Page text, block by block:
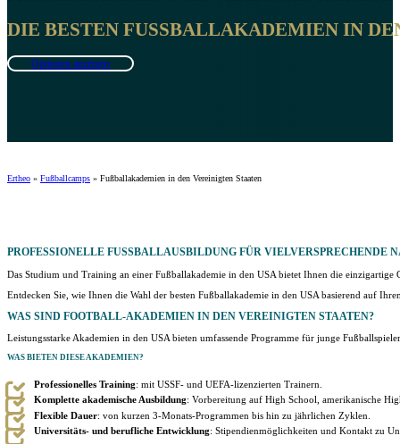
DIE BESTEN FUSSBALLAKADEMIEN IN
Optionen anzeigen
Ertheo » Fußballcamps » Fußballakademien in den Vereinigten Staaten
PROFESSIONELLE FUSSBALLAUSBILDUNG FÜR VIELVERSPRECHENDE
Das Studium und Training an einer Fußballakademie in den USA bietet Ihnen die
Entdecken Sie, wie Ihnen die Wahl der besten Fußballakademie in den USA basierend auf
WAS SIND FOOTBALL-AKADEMIEN IN DEN VEREINIGTEN STAATEN?
Leistungsstarke Akademien in den USA bieten umfassende Programme für junge
WAS BIETEN DIESE AKADEMIEN?
Professionelles Training: mit USSF- und UEFA-lizenzierten Trainern.
Komplette akademische Ausbildung: Vorbereitung auf High School, amerikanische
Flexible Dauer: von kurzen 3-Monats-Programmen bis hin zu jährlichen Zyklen.
Universitäts- und berufliche Entwicklung: Stipendienmöglichkeiten und Kontakt zu